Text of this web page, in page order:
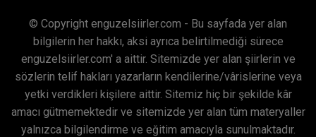
© Copyright enguzelsiirler.com - Bu sayfada yer alan
bilgilerin her hakkı, aksi ayrıca belirtilmediği sürece
enguzelsiirler.com' a aittir. Sitemizde yer alan şiirlerin ve
sözlerin telif hakları yazarların kendilerine/vârislerine veya
yetki verdikleri kişilere aittir. Sitemiz hiç bir şekilde kâr
amacı gütmemektedir ve sitemizde yer alan tüm materyaller
yalnızca bilgilendirme ve eğitim amacıyla sunulmaktadır.